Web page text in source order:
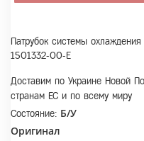
Патрубок системы
1501332-00-E
Доставим по Украине Новой
странам ЕС и по всему миру
Состояние: Б/У
Оригинал